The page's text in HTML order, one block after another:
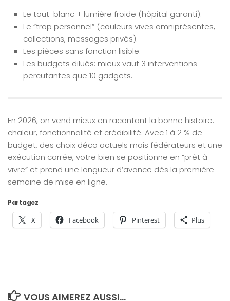
Le tout-blanc + lumière froide (hôpital garanti).
Le “trop personnel” (couleurs vives omniprésentes,
collections, messages privés).
Les pièces sans fonction lisible.
Les budgets dilués: mieux vaut 3 interventions
percutantes que 10 gadgets.
En 2026, on vend mieux en racontant la bonne histoire:
chaleur, fonctionnalité et crédibilité. Avec 1 à 2 % de
budget, des choix déco actuels mais fédérateurs et une
exécution carrée, votre bien se positionne en “prêt à
vivre” et prend une longueur d’avance dès la première
semaine de mise en ligne.
Partagez
X Facebook Pinterest Plus
VOUS AIMEREZ AUSSI...